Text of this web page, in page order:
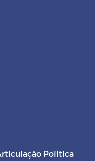
Política